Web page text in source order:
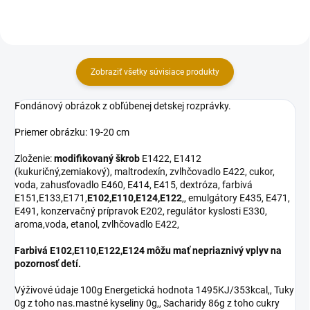
Zobraziť všetky súvisiace produkty
Fondánový obrázok z obľúbenej detskej rozprávky.
Priemer obrázku: 19-20 cm
Zloženie:modifikovaný škrob E1422, E1412
(kukuričný,zemiakový), maltrodexín, zvlhčovadlo E422, cukor,
voda, zahusťovadlo E460, E414, E415, dextróza, farbivá
E151,E133,E171,E102,E110,E124,E122,, emulgátory E435, E471,
E491, konzervačný prípravok E202, regulátor kyslosti E330,
aroma,voda, etanol, zvlhčovadlo E422,
Farbivá E102,E110,E122,E124 môžu mať nepriaznivý vplyv na
pozornosť detí.
Výživové údaje 100g Energetická hodnota 1495KJ/353kcal,, Tuky
0g z toho nas.mastné kyseliny 0g,, Sacharidy 86g z toho cukry